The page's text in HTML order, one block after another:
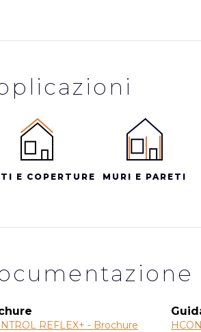
E COPERTURE MURI E PARETI
REFLEX+ - Brochure